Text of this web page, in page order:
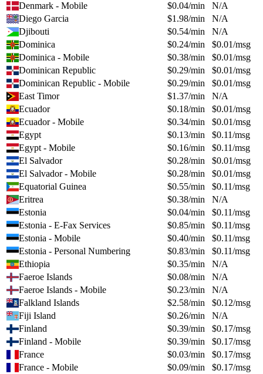
Denmark - Mobile
$0.04/min
N/A
Diego Garcia
$1.98/min
N/A
Djibouti
$0.54/min
N/A
Dominica
$0.24/min $0.01/msg
Dominica - Mobile
$0.38/min $0.01/msg
Dominican Republic
$0.29/min $0.01/msg
Dominican Republic - Mobile
$0.29/min $0.01/msg
East Timor
$1.37/min
N/A
Ecuador
$0.18/min $0.01/msg
Ecuador - Mobile
$0.34/min $0.01/msg
Egypt
$0.13/min $0.11/msg
Egypt - Mobile
$0.16/min $0.11/msg
El Salvador
$0.28/min $0.01/msg
El Salvador - Mobile
$0.28/min $0.01/msg
Equatorial Guinea
$0.55/min $0.11/msg
Eritrea
$0.38/min
N/A
Estonia
$0.04/min $0.11/msg
Estonia - E-Fax Services
$0.85/min $0.11/msg
Estonia - Mobile
$0.40/min $0.11/msg
Estonia - Personal Numbering
$0.83/min $0.11/msg
Ethiopia
$0.35/min
N/A
Faeroe Islands
$0.08/min
N/A
Faeroe Islands - Mobile
$0.23/min
N/A
Falkland Islands
$2.58/min $0.12/msg
Fiji Island
$0.26/min
N/A
Finland
$0.39/min $0.17/msg
Finland - Mobile
$0.39/min $0.17/msg
France
$0.03/min $0.17/msg
France - Mobile
$0.09/min $0.17/msg